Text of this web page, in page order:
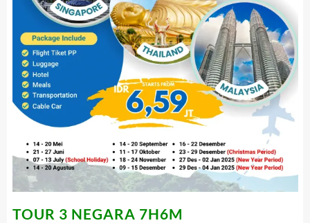
TOUR 3 NEGARA 7H6M